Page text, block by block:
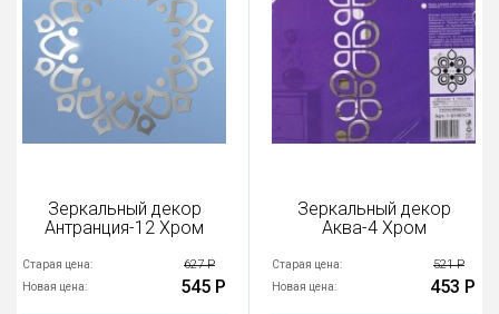
Зеркальный декор
Антранция-12 Хром
Старая цена: 627 Р
Новая цена: 545 Р
Зеркальный декор
Аква-4 Хром
Старая цена: 521 Р
Новая цена: 453 Р